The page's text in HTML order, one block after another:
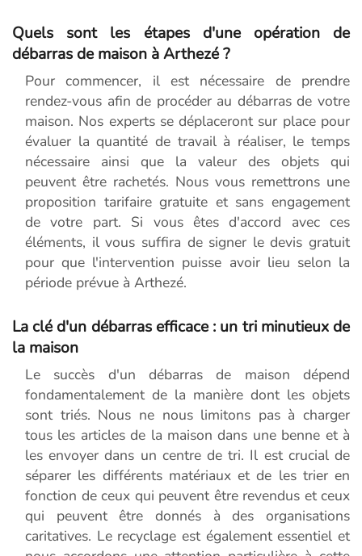
Quels sont les étapes d'une opération de
débarras de maison à Arthezé ?
Pour commencer, il est nécessaire de prendre
rendez-vous afin de procéder au débarras de votre
maison. Nos experts se déplaceront sur place pour
évaluer la quantité de travail à réaliser, le temps
nécessaire ainsi que la valeur des objets qui
peuvent être rachetés. Nous vous remettrons une
proposition tarifaire gratuite et sans engagement
de votre part. Si vous êtes d'accord avec ces
éléments, il vous suffira de signer le devis gratuit
pour que l'intervention puisse avoir lieu selon la
période prévue à Arthezé.
La clé d'un débarras efficace : un tri minutieux de
la maison
Le succès d'un débarras de maison dépend
fondamentalement de la manière dont les objets
sont triés. Nous ne nous limitons pas à charger
tous les articles de la maison dans une benne et à
les envoyer dans un centre de tri. Il est crucial de
séparer les différents matériaux et de les trier en
fonction de ceux qui peuvent être revendus et ceux
qui peuvent être donnés à des organisations
caritatives. Le recyclage est également essentiel et